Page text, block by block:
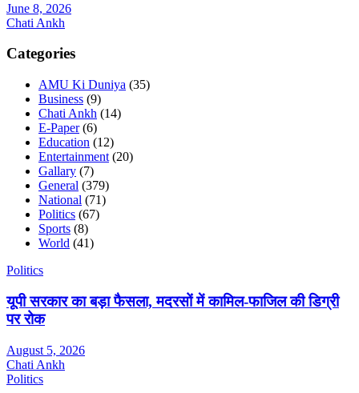
June 8, 2026
Chati Ankh
Categories
AMU Ki Duniya (35)
Business (9)
Chati Ankh (14)
E-Paper(6)
Education (12)
Entertainment (20)
Gallary (7)
General (379)
National (71)
Politics (67)
Sports (8)
World (41)
Politics
यूपी सरकार का बड़ा फैसला, मदरसों में कामिल-फाजिल की डिग्री
पर रोक
August 5, 2026
Chati Ankh
Politics